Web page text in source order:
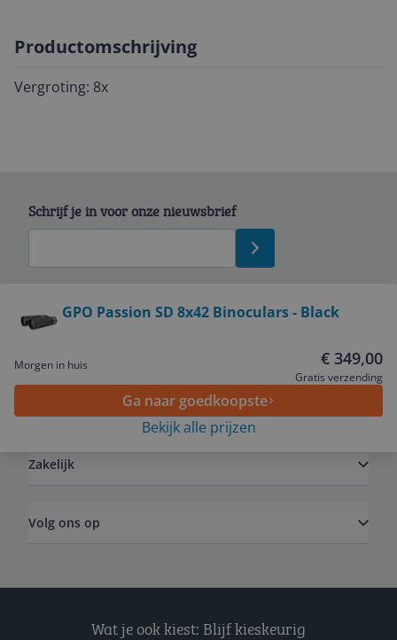
Productomschrijving
Vergroting: 8x
GPO Passion SD 8x42 Binoculars - Black
Morgen in huis € 349,00
Gratis verzending
Ga naar goedkoopste
Bekijk alle prijzen
Schrijf je in voor onze nieuwsbrief
Zakelijk
Volg ons op
Wat je ook kiest: Blijf kieskeurig